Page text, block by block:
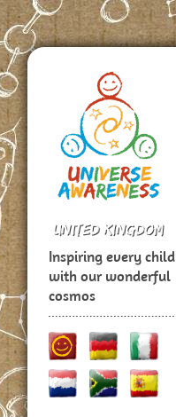
Inspiring every child
with our wonderful
cosmos